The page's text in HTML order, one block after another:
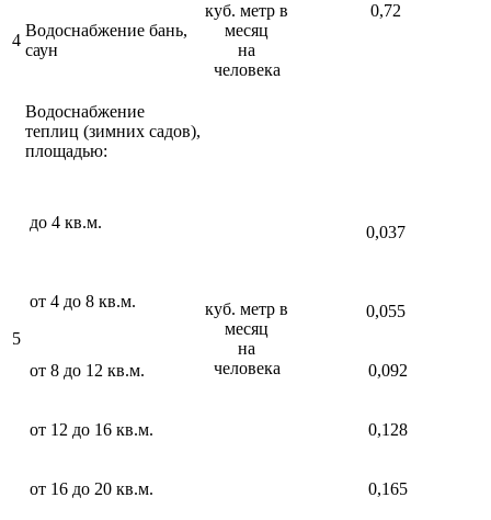
4
Водоснабжение бань,
саун
куб. метр в
месяц
на
человека
0,72
5
Водоснабжение
теплиц (зимних садов),
площадью:
куб. метр в
месяц
на
человека
до 4 кв.м.
0,037
от 4 до 8 кв.м.
0,055
от 8 до 12 кв.м. 0,092
от 12 до 16 кв.м. 0,128
от 16 до 20 кв.м. 0,165